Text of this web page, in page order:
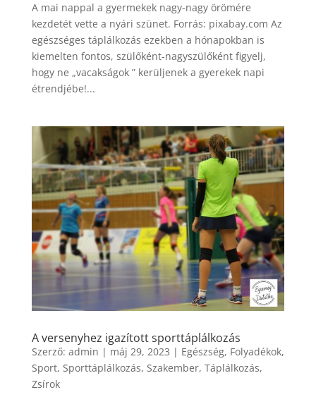
A mai nappal a gyermekek nagy-nagy örömére
kezdetét vette a nyári szünet. Forrás: pixabay.com Az
egészséges táplálkozás ezekben a hónapokban is
kiemelten fontos, szülőként-nagyszülőként figyelj,
hogy ne „vacakságok ” kerüljenek a gyerekek napi
étrendjébe!...
A versenyhez igazított sporttáplálkozás
Szerző: admin | máj 29, 2023 | Egészség, Folyadékok,
Sport, Sporttáplálkozás, Szakember, Táplálkozás,
Zsírok